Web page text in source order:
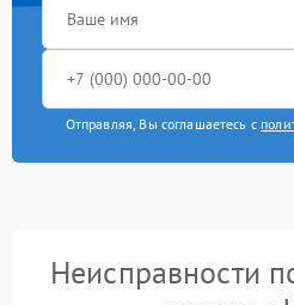
Отправляя, Вы соглашаетесь с
Неисправности